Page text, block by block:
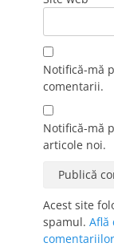
Notifică-mă
comentarii.
Notifică-mă
articole noi.
Acest site
spamul. Află